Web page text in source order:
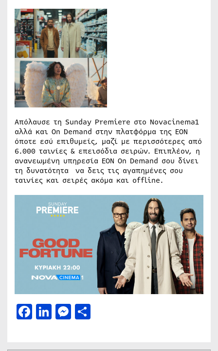
Απόλαυσε τη Sunday Premiere στο Novacinema1
αλλά και On Demand στην πλατφόρμα της ΕΟΝ
όποτε εσύ επιθυμείς, μαζί με περισσότερες από
6.000 ταινίες & επεισόδια σειρών. Επιπλέον, η
ανανεωμένη υπηρεσία ΕΟΝ On Demand σου δίνει
τη δυνατότητα να δεις τις αγαπημένες σου
ταινίες και σειρές ακόμα και offline.
Facebook
LinkedIn
Messenger